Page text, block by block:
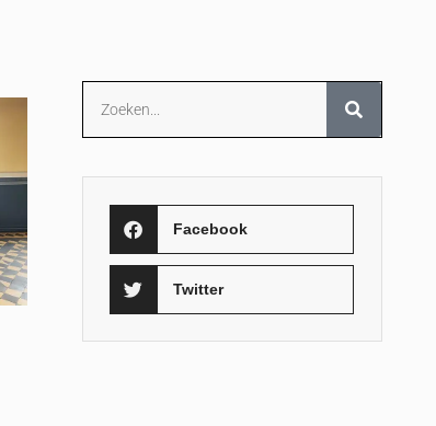
Facebook
Twitter